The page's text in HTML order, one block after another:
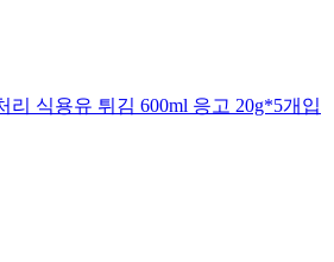
리 식용유 튀김 600ml 응고 20g*5개입